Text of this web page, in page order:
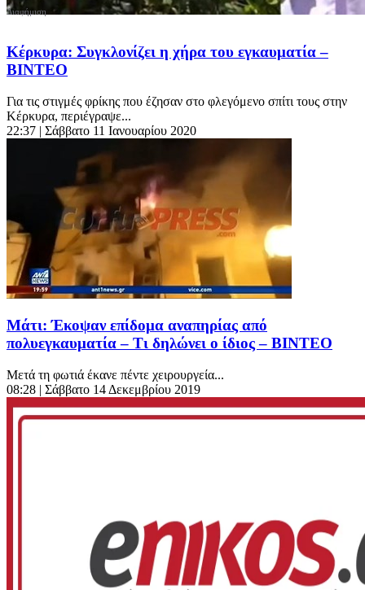
Κέρκυρα: Συγκλονίζει η χήρα του εγκαυματία –
ΒΙΝΤΕΟ
Για τις στιγμές φρίκης που έζησαν στο φλεγόμενο σπίτι τους στην
Κέρκυρα, περιέγραψε...
22:37 | Σάββατο 11 Ιανουαρίου 2020
Μάτι: Έκοψαν επίδομα αναπηρίας από
πολυεγκαυματία – Τι δηλώνει ο ίδιος – ΒΙΝΤΕΟ
Μετά τη φωτιά έκανε πέντε χειρουργεία...
08:28 | Σάββατο 14 Δεκεμβρίου 2019